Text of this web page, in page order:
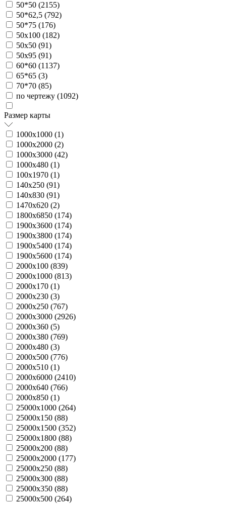
50*50 (2155)
50*62,5 (792)
50*75 (176)
50х100 (182)
50х50 (91)
50х95 (91)
60*60 (1137)
65*65 (3)
70*70 (85)
по чертежу (1092)
Размер карты
1000х1000 (1)
1000х2000 (2)
1000х3000 (42)
1000х480 (1)
100х1970 (1)
140х250 (91)
140х830 (91)
1470х620 (2)
1800х6850 (174)
1900х3600 (174)
1900х3800 (174)
1900х5400 (174)
1900х5600 (174)
2000х100 (839)
2000х1000 (813)
2000х170 (1)
2000х230 (3)
2000х250 (767)
2000х3000 (2926)
2000х360 (5)
2000х380 (769)
2000х480 (3)
2000х500 (776)
2000х510 (1)
2000х6000 (2410)
2000х640 (766)
2000х850 (1)
25000х1000 (264)
25000х150 (88)
25000х1500 (352)
25000х1800 (88)
25000х200 (88)
25000х2000 (177)
25000х250 (88)
25000х300 (88)
25000х350 (88)
25000х500 (264)